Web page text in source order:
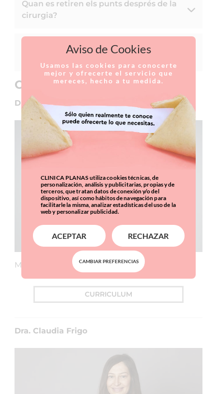
Quan es retiren els punts després de la
cirurgia?
Quin tipus de cicatrius provoca la
Opinió de l’expert
Dr. Alberto López
Membre de l’equip mèdic de la Clínica Planas.
CURRICULUM
Dra. Claudia Frigo
Aviso de Cookies
Usamos las cookies para conocerte
mejor y ofrecerte el servicio que
mereces, hecho a tu medida.
CLINICA PLANAS utiliza cookies técnicas, de
personalización, análisis y publicitarias, propias y de
terceros, que tratan datos de conexión y/o del
dispositivo, así como hábitos de navegación para
facilitarle la misma, analizar estadísticas del uso de la
web y personalizar publicidad.
ACEPTAR RECHAZAR
CAMBIAR PREFERENCIAS